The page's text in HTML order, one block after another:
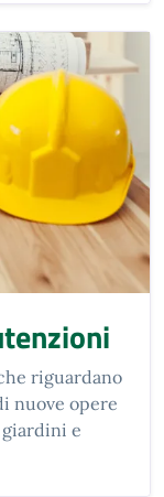
riguardano
nuove opere
e